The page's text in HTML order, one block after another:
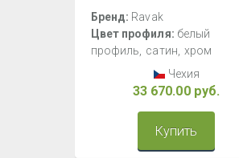
Бренд: Ravak
Цвет профиля: белый
профиль
сатин хром
прозрачное стекло
Чехия
33 670.00 руб.
Купить